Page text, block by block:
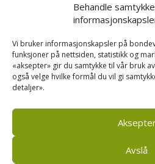
Behandle
Vi bruker informasjonskapsler på
funksjoner på nettsiden, statistikk og
«aksepter» gir du samtykke til vår bruk
også velge hvilke formål du vil gi
detaljer».
Avslå
Kusignal